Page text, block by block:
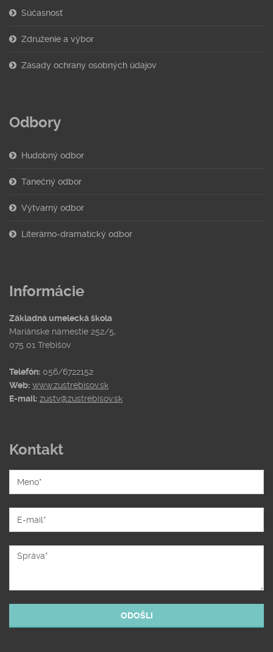
Súčasnosť
Združenie a výbor
Zásady ochrany osobných údajov
Odbory
Hudobný odbor
Tanečný odbor
Výtvarný odbor
Literárno-dramatický odbor
Informácie
Základná umelecká škola
Mariánske námestie 252/5,
075 01 Trebišov
Telefón: 056/6722152
Web: www.zustrebisov.sk
E-mail: zustv@zustrebisov.sk
Kontakt